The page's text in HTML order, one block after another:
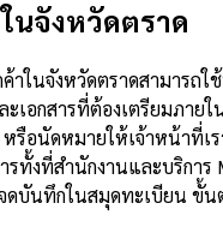
นจังหวัดตราด
ในจังหวัดตราดสามารถ
เอกสารที่ต้องเตรียมภา
หรือนัดหมายให้เจ้าหน้
ทั้งที่สำนักงานและบริกา
ดบันทึกในสมุดทะเบียน